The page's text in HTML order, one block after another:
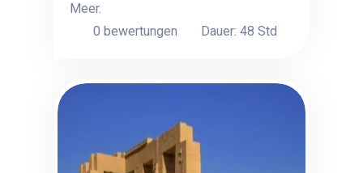
Meer.
0 bewertungen
Dauer: 48 Std